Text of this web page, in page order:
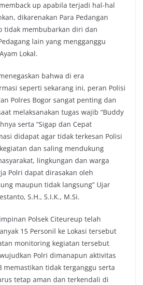
up apabila terjadi hal-hal
dikarenakan Para Pedangan
tidak membubarkan diri dan
lain yang mengganggu
Lokal.
bahwa di era
seperti sekarang ini, peran Polisi
Polres Bogor sangat penting dan
melaksanakan tugas wajib “Buddy
serta “Sigap dan Cepat
didapat agar tidak terkesan Polisi
dan saling mendukung
lingkungan dan warga
Polri dapat dirasakan oleh
maupun tidak langsung” Ujar
S.H., S.I.K., M.Si.
Polsek Citeureup telah
15 Personil ke Lokasi tersebut
monitoring kegiatan tersebut
Polri dimanapun aktivitas
memastikan tidak terganggu serta
tetap aman dan terkendali di